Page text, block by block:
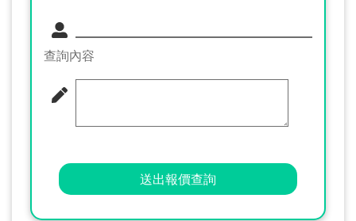
查詢內容
送出報價查詢